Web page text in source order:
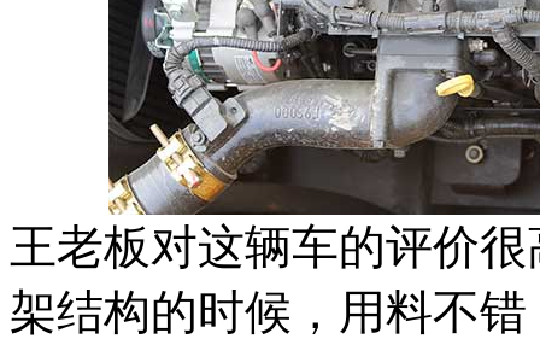
王老板对这辆车的评价
架结构的时候，用料不